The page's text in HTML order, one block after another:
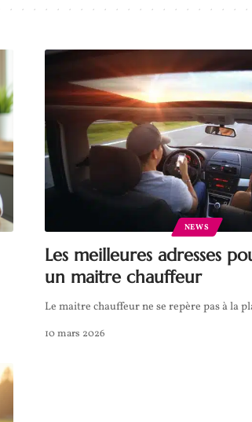
NEWS
Les meilleures adresses
un maitre chauffeur
Le maitre chauffeur ne se repère pas à la
10 mars 2026